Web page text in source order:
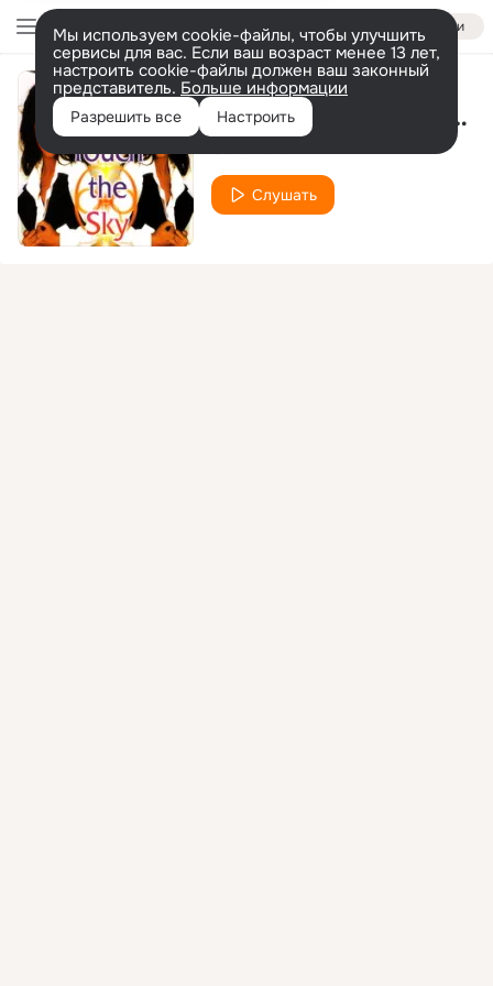
Войти
Мы используем cookie-файлы, чтобы улучшить
сервисы для вас. Если ваш возраст менее 13 лет,
настроить cookie-файлы должен ваш законный
представитель. Больше информации
Разрешить все Настроить Feel The Groove (Radio Version)
Слушать